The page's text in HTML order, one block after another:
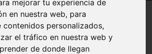
mejorar tu experiencia de
en nuestra web, para
contenidos personalizados,
el tráfico en nuestra web y
de donde llegan
Historia Archivos